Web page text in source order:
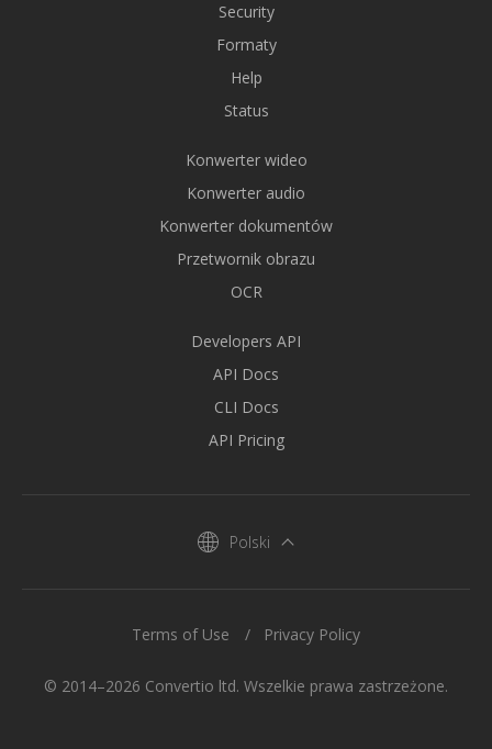
Security
Formaty
Help
Status
Konwerter wideo
Konwerter audio
Konwerter dokumentów
Przetwornik obrazu
OCR
Developers API
API Docs
CLI Docs
API Pricing
Polski
© 2014–2026 Convertio ltd. Wszelkie prawa zastrzeżone.
Terms of Use Privacy Policy